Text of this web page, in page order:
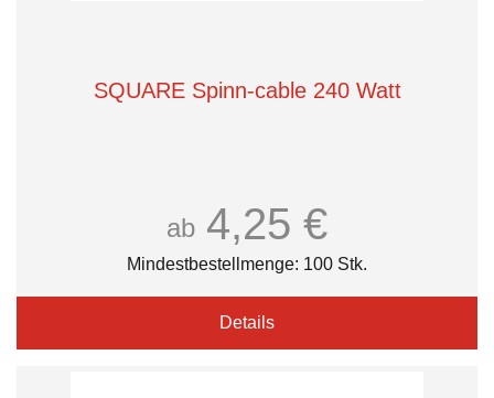
SQUARE Spinn-cable 240 Watt
ab 4,25 €
Mindestbestellmenge: 100 Stk.
Details